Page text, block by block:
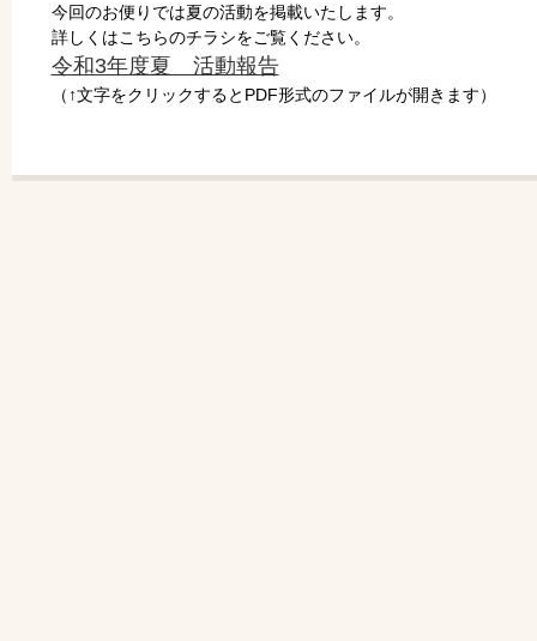
今回のお便りでは夏の活動を掲載いたします。
詳しくはこちらのチラシをご覧ください。
令和3年度夏 活動報告
（↑文字をクリックするとPDF形式のファイルが開きます）